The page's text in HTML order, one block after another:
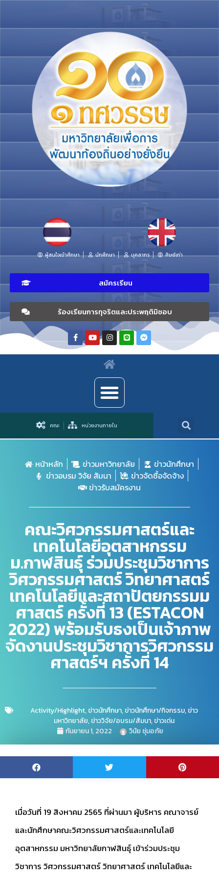
ผู้สนใจเข้าศึกษา นักศึกษา บุคลากร ศิษย์เก่า
สมัครเรียน
ร้องเรียนการทุจริตและประพฤติมิชอบ
คณะ หน่วยงานภายใน
หน้าหลัก ข่าวมหาวิทยาลัย
ข่าวนักศึกษา
ข่าวอบรม วิจัย สัมนา
ข่าวจัดซื้อจัดจ้าง
ข่าวรับสมัครงาน
คณะวิศวกรรมศาสตร์และ
เทคโนโลยีอุตสาหกรรม
ม.กาฬสินธุ์ ร่วมประชุมวิชาการ
วิศวกรรมศาสตร์ วิทยาศาสตร์
เทคโนโลยีและสถาปัตยกรรมม
ศาสตร์ ครั้งที่ 13 (ESTACON
2022) พร้อมรับธงเป็นเจ้าภาพ
จัดงานประชุมวิชาการวิศวกรรม
ศาสตร์ฯ ครั้งที่ 14
Activity/Highlight,ข่าวนักศึกษา,ข่าวนักศึกษา/กิจกรรม,ข่าว
มหาวิทยาลัย,ข่าววิจัย/อบรม/สัมนา,ข่าวเด่น
กันยายน 1, 2022
วินัย ชุ่มอภัย
เมื่อวันที่ 19 สิงหาคม 2565 ที่ผ่านมา ผู้บริหาร คณาจารย์
และนักศึกษาคณะวิศวกรรมศาสตร์และเทคโนโลยี
อุตสาหกรรม มหาวิทยาลัยกาฬสินธุ์ เข้าร่วมประชุม
วิชาการ วิศวกรรมศาสตร์ วิทยาศาสตร์ เทคโนโลยีและ